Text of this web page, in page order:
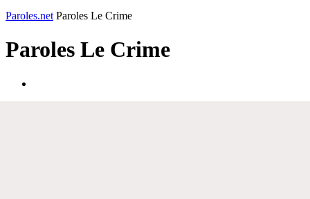
Paroles.net Paroles Le Crime
Paroles Le Crime